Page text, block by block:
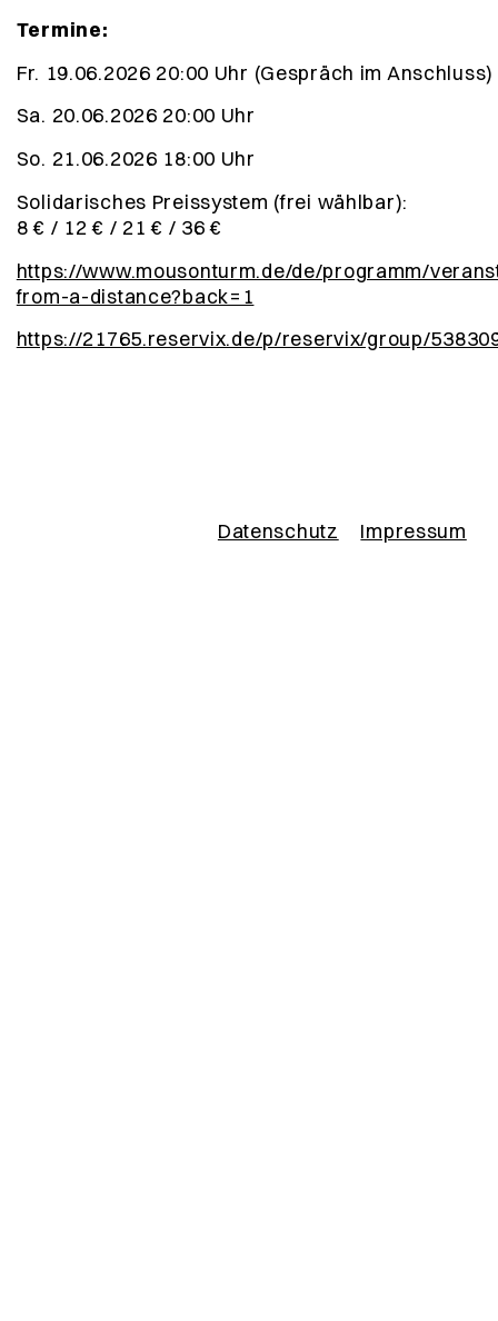
Termine:
Fr. 19.06.2026 20:00 Uhr (Gespräch im Anschluss)
Sa. 20.06.2026 20:00 Uhr
So. 21.06.2026 18:00 Uhr
Solidarisches Preissystem (frei wählbar):
8 € / 12 € / 21 € / 36 €
https://www.mousonturm.de/de/programm/
from-a-distance?back=1
https://21765.reservix.de/p/reservix/group/
Datenschutz Impressum